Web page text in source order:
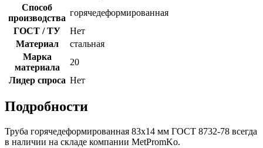
Способ
производства
горячедеформированная
ГОСТ / ТУ
Нет
Материал
стальная
Марка
материала
20
Лидер спроса Нет
Подробности
Труба горячедеформированная 83х14 мм ГОСТ 8732-78 всегда
в наличии на складе компании MetPromKo.